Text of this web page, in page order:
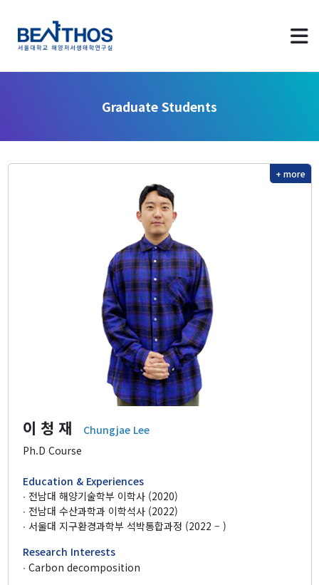
Graduate Students
이 청 재
Chungjae Lee
Ph.D Course
Education & Experiences
∙ 전남대 해양기술학부 이학사 (2020)
∙ 전남대 수산과학과 이학석사 (2022)
∙ 서울대 지구환경과학부 석박통합과정 (2022 – )
Research Interests
∙ Carbon decomposition
+ more
Applying to Program
LAB Identity
Contact Us
Professor
Profile & Timeline
Making an ‘Impact’
Teaching
Members
Faculty
Graduate Students